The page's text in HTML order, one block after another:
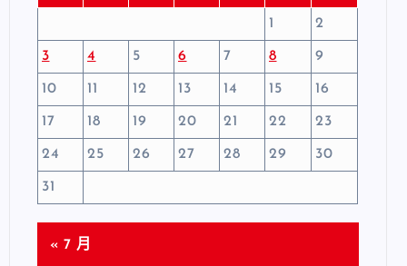
1 2
3 4 5 6 7 8 9
10 11 12 13 14 15 16
17 18 19 20 21 22 23
24 25 26 27 28 29 30
31
« 7 月